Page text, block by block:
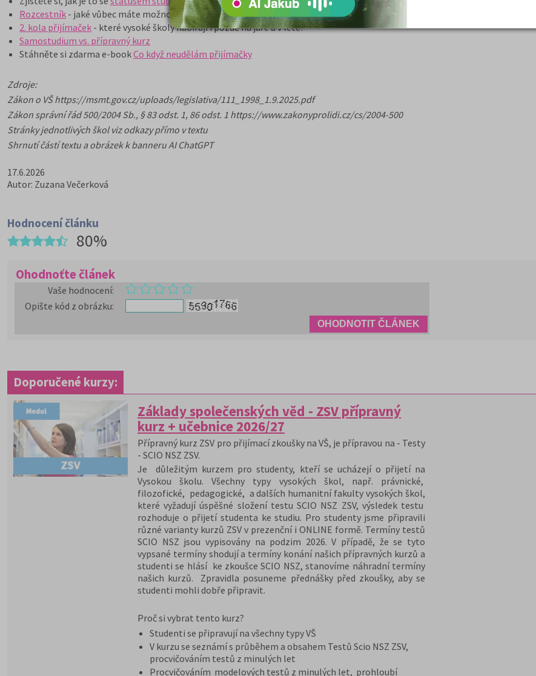
Rozcestník - jaké vůbec máte možnosti po maturitě? Srovnání VŠ, soukromé VŠ, VOŠ, jazykové studium, gap year a další
2. kola přijímaček - které vysoké školy nabírají i pozdě na jaře a v létě?
Samostudium vs. přípravný kurz
Stáhněte si zdarma e-bookCo když neudělám přijímačky
Zdroje:
Zákon o VŠ https://msmt.gov.cz/uploads/legislativa/111_1998_1.9.2025.pdf
Zákon správní řád 500/2004 Sb., § 83 odst. 1, 86 odst. 1 https://www.zakonyprolidi.cz/cs/2004-500
Stránky jednotlivých škol viz odkazy přímo v textu
Shrnutí částí textu a obrázek k banneru AI ChatGPT
17.6.2026
Autor: Zuzana Večerková
Hodnocení článku
80%
Ohodnoťte článek
Vaše hodnocení:
Opište kód z obrázku:
Doporučené kurzy:
Základy společenských věd - ZSV přípravný
kurz + učebnice 2026/27
Přípravný kurz ZSV pro přijímací zkoušky na VŠ, je přípravou na - Testy
- SCIO NSZ ZSV.
Je důležitým kurzem pro studenty, kteří se ucházejí o přijetí na
Vysokou školu. Všechny typy vysokých škol, např. právnické,
filozofické, pedagogické, a dalších humanitní fakulty vysokých škol,
které vyžadují úspěšné složení testu SCIO NSZ ZSV, výsledek testu
rozhoduje o přijetí studenta ke studiu. Pro studenty jsme připravili
různé varianty kurzů ZSV v prezenční i ONLINE formě. Termíny testů
SCIO NSZ jsou vypisovány na podzim 2026. V případě, že se tyto
vypsané termíny shodují a termíny konání našich přípravných kurzů a
studenti se hlásí ke zkoušce SCIO NSZ, stanovíme náhradní termíny
našich kurzů. Zpravidla posuneme přednášky před zkoušky, aby se
studenti mohli dobře připravit.
Proč si vybrat tento kurz?
Studenti se připravují na všechny typy VŠ
V kurzu se seznámí s průběhem a obsahem Testů Scio NSZ ZSV,
procvičováním testů z minulých let
Procvičováním modelových testů z minulých let, prohloubí